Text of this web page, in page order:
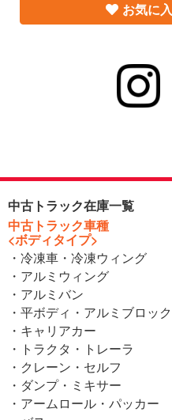
お気に
中古トラック在庫一覧
中古トラック車種
<ボディタイプ>
・冷凍車・冷凍ウィング
・アルミウィング
・アルミバン
・平ボディ・アルミブロック
・キャリアカー
・トラクタ・トレーラ
・クレーン・セルフ
・ダンプ・ミキサー
・アームロール・パッカー